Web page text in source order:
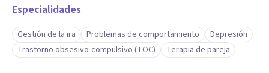
Especialidades
Gestión de la ira Problemas de comportamiento
Depresión
Trastorno obsesivo-compulsivo (TOC)
Terapia de pareja